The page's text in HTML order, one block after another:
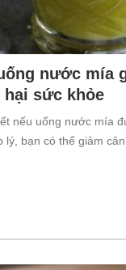
nước mía
hại sức khỏe
nếu uống nước mía
lý, bạn có thể giảm